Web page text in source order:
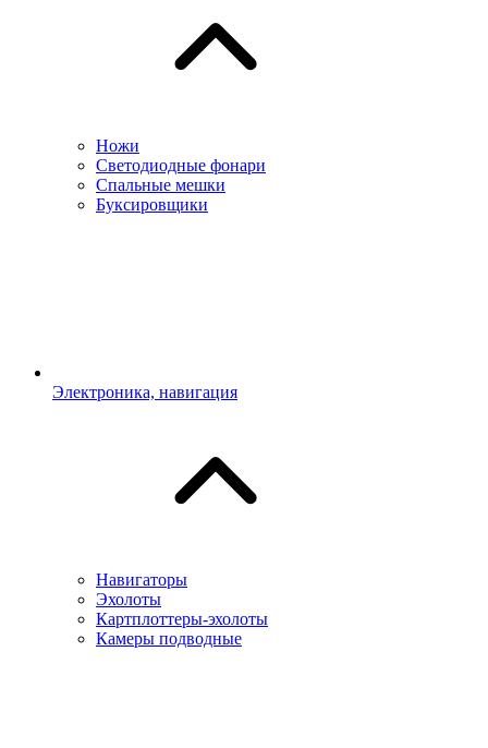
Ножи
Светодиодные фонари
Спальные мешки
Буксировщики
Электроника, навигация
Навигаторы
Эхолоты
Картплоттеры-эхолоты
Камеры подводные